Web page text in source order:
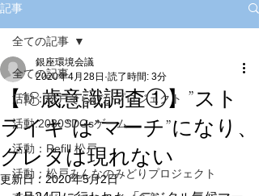
記事
全ての記事
活動：松戸そらぴかプロジェクト
活動:2030SDGsゲーム
活動：Refill 松戸
活動：松戸みんなのみどりプロジェクト
全ての記事
【18歳意識調査①】”スト
ライキ”は”マーチ”になり、
グレタは現れない
銀座環境会議
2020年4月28日 読了時間: 3分
更新日： 2020年5月2日